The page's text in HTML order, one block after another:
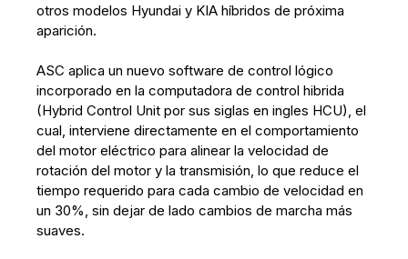
otros modelos Hyundai y KIA híbridos de próxima
aparición.
ASC aplica un nuevo software de control lógico
incorporado en la computadora de control hibrida
(Hybrid Control Unit por sus siglas en ingles HCU), el
cual, interviene directamente en el comportamiento
del motor eléctrico para alinear la velocidad de
rotación del motor y la transmisión, lo que reduce el
tiempo requerido para cada cambio de velocidad en
un 30%, sin dejar de lado cambios de marcha más
suaves.